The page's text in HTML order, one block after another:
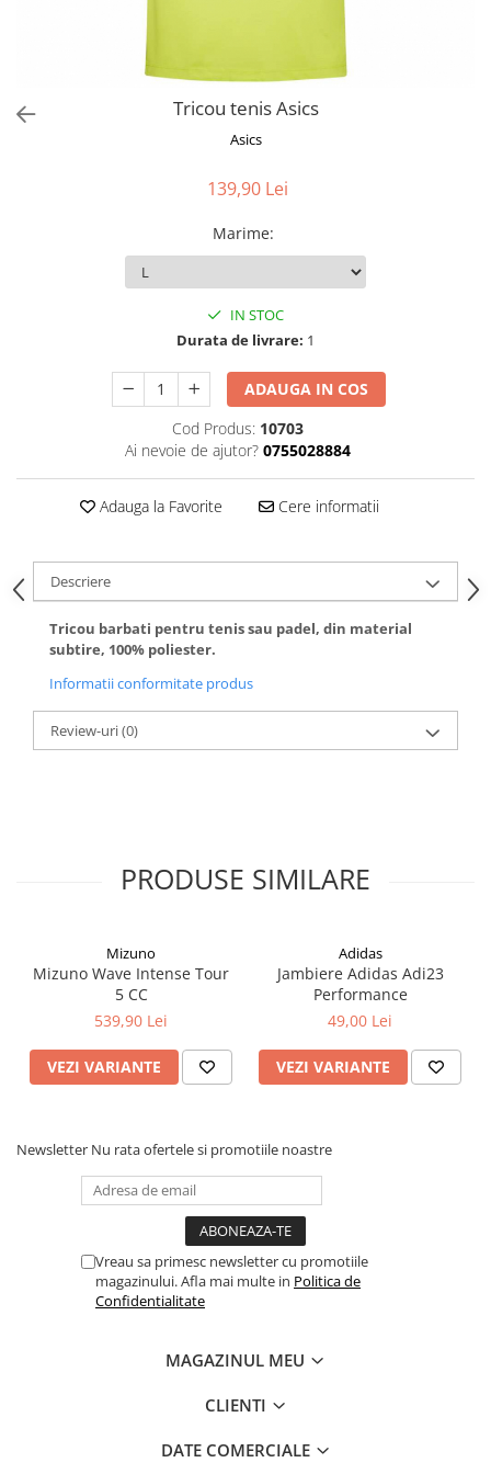
Tricou tenis Asics
Asics
139,90 Lei
Marime:
IN STOC
Durata de livrare: 1
ADAUGA IN COS
Cod Produs: 10703
Ai nevoie de ajutor? 0755028884
Adauga la Favorite Cere informatii
Descriere
Tricou barbati pentru tenis sau padel, din material
subtire, 100% poliester.
Informatii conformitate produs
Review-uri(0)
PRODUSE SIMILARE
Mizuno
Mizuno Wave Intense Tour
5 CC
539,90 Lei
VEZI VARIANTE
Adidas
Jambiere Adidas Adi23
Performance
49,00 Lei
VEZI VARIANTE
Newsletter Nu rata ofertele si promotiile noastre
Vreau sa primesc newsletter cu promotiile
magazinului. Afla mai multe in Politica de
Confidentialitate
MAGAZINUL MEU
CLIENTI
DATE COMERCIALE